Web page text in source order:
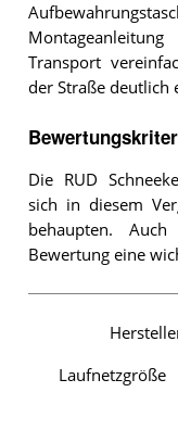
Transport
der Straße deutlich
Die RUD
sich in diesem
behaupten.
Bewertung eine
Laufnetzgröße